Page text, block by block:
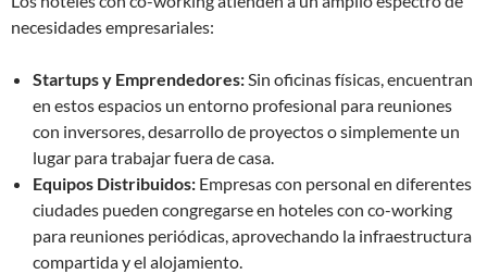
necesidades empresariales:
Startups y Emprendedores:Sin oficinas físicas, encuentran
en estos espacios un entorno profesional para reuniones
con inversores, desarrollo de proyectos o simplemente un
lugar para trabajar fuera de casa.
Equipos Distribuidos: Empresas con personal en diferentes
ciudades pueden congregarse en hoteles con co-working
para reuniones periódicas, aprovechando la infraestructura
compartida y el alojamiento.